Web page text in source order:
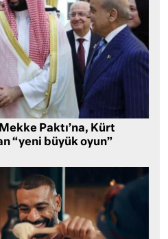
Paktı’na, Kürt
“yeni büyük oyun”